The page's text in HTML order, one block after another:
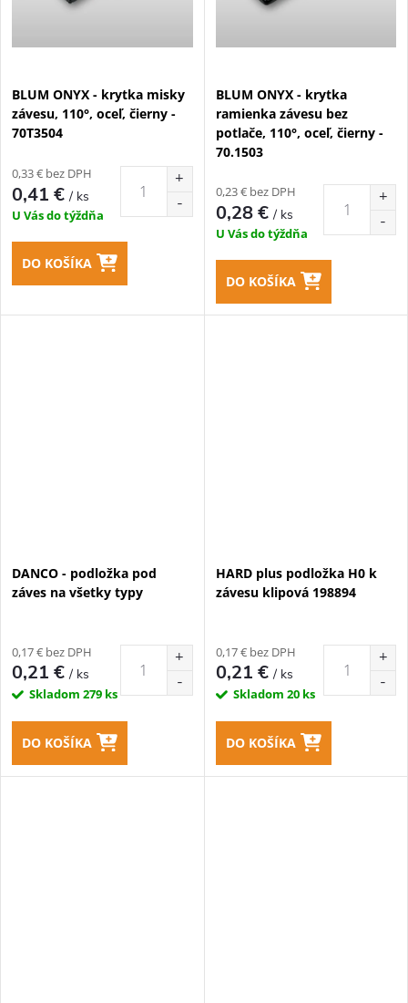
BLUM ONYX - krytka misky
závesu, 110°, oceľ, čierny -
70T3504
0,33 € bez DPH
0,41 €/ ks
U Vás do týždňa
DO KOŠÍKA
BLUM ONYX - krytka
ramienka závesu bez
potlače, 110°, oceľ, čierny -
70.1503
0,23 € bez DPH
0,28 €/ ks
U Vás do týždňa
DO KOŠÍKA
DANCO - podložka pod
záves na všetky typy
0,17 € bez DPH
0,21 €/ ks
Skladom 279 ks
DO KOŠÍKA
HARD plus podložka H0 k
závesu klipová 198894
0,17 € bez DPH
0,21 €/ ks
Skladom 20 ks
DO KOŠÍKA